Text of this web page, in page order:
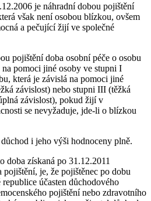
je náhradní dobou pojištění
však není osobou blízkou, ovšem
a pečující žijí ve společné
pojištění doba osobní péče o osobu
pomoci jiné osoby ve stupni I
která je závislá na pomoci jiné
závislost) nebo stupni III (těžká
závislost), pokud žijí v
se nevyžaduje, jde-li o blízkou
i jeho výši hodnoceny plně.
doba získaná po 31.12.2011
je, že pojištěnec po dobu
účasten důchodového
pojištění nebo zdravotního